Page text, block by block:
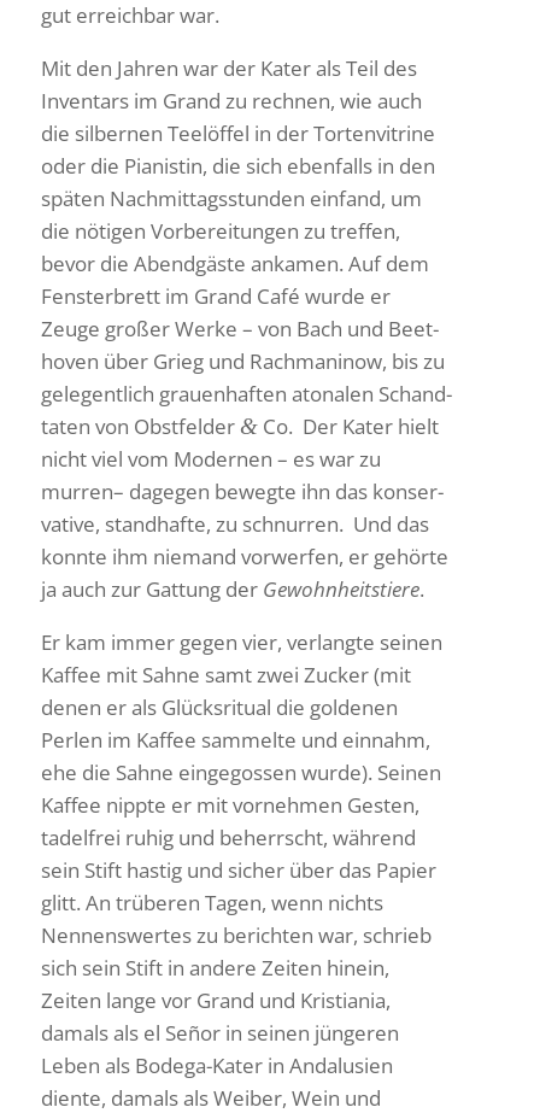
gut erreichbar war.
Mit den Jahren war der Kater als Teil des
Inven­tars im Grand zu rechnen, wie auch
die silbernen Teelöffel in der Torten­vi­trine
oder die Pianistin, die sich eben­falls in den
späten Nach­mit­tags­stunden einfand, um
die nötigen Vorbe­rei­tungen zu treffen,
bevor die Abend­gäste ankamen. Auf dem
Fens­ter­brett im Grand Café wurde er
Zeuge großer Werke – von Bach und Beet­
hoven über Grieg und Rach­ma­ninow, bis zu
gele­gent­lich grau­en­haften atonalen Schand­
taten von Obst­felder&Co. Der Kater hielt
nicht viel vom Modernen – es war zu
murren– dagegen bewegte ihn das konser­
va­tive, stand­hafte, zu schnurren. Und das
konnte ihm niemand vorwerfen, er gehörte
ja auch zur Gattung der Gewohn­heits­tiere.
Er kam immer gegen vier, verlangte seinen
Kaffee mit Sahne samt zwei Zucker (mit
denen er als Glücks­ri­tual die goldenen
Perlen im Kaffee sammelte und einnahm,
ehe die Sahne einge­gossen wurde). Seinen
Kaffee nippte er mit vornehmen Gesten,
tadel­frei ruhig und beherrscht, während
sein Stift hastig und sicher über das Papier
glitt. An trüberen Tagen, wenn nichts
Nennens­wertes zu berichten war, schrieb
sich sein Stift in andere Zeiten hinein,
Zeiten lange vor Grand und Kris­tiania,
damals als el Señor in seinen jüngeren
Leben als Bodega-Kater in Anda­lu­sien
diente, damals als Weiber, Wein und